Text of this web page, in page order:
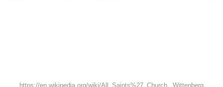
https://en.wikipedia.org/wiki/All_Saints%27_Church,_Wittenberg